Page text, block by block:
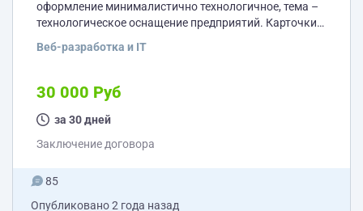
оформление минималистично технологичное, тема –
технологическое оснащение предприятий. Карточки
сторонние интернет магазины и с формой обратной
Веб-разработка и IT
30 000 Руб
за 30 дней
Заключение договора
85
Опубликовано2 года назад